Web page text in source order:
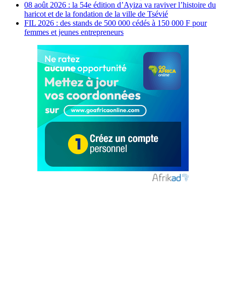
08 août 2026 : la 54e édition d’Ayiza va raviver l’histoire du
haricot et de la fondation de la ville de Tsévié
FIL 2026 : des stands de 500 000 cédés à 150 000 F pour
femmes et jeunes entrepreneurs